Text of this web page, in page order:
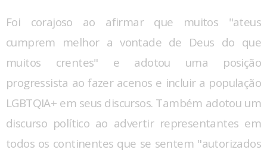
Foi corajoso ao afirmar que muitos "ateus
cumprem melhor a vontade de Deus do que
muitos crentes" e adotou uma posição
progressista ao fazer acenos e incluir a população
LGBTQIA+ em seus discursos. Também adotou um
discurso político ao advertir representantes em
todos os continentes que se sentem "autorizados